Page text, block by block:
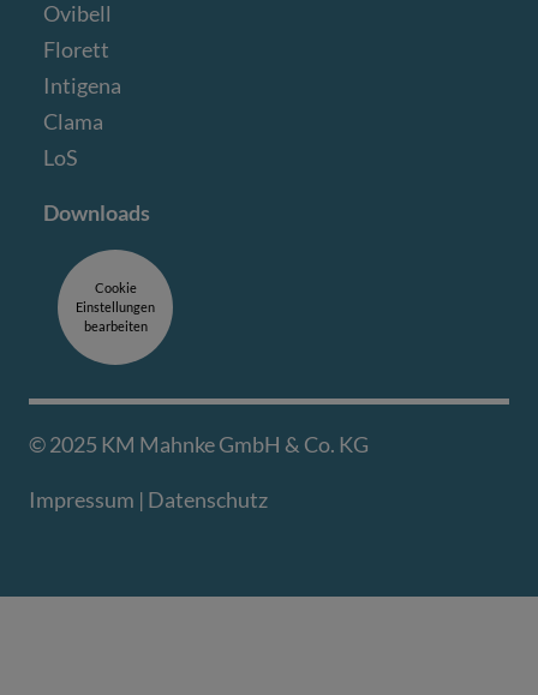
Ovibell
Florett
Intigena
Clama
LoS
Downloads
Cookie
Einstellungen
bearbeiten
© 2025 KM Mahnke GmbH & Co. KG
Impressum | Datenschutz